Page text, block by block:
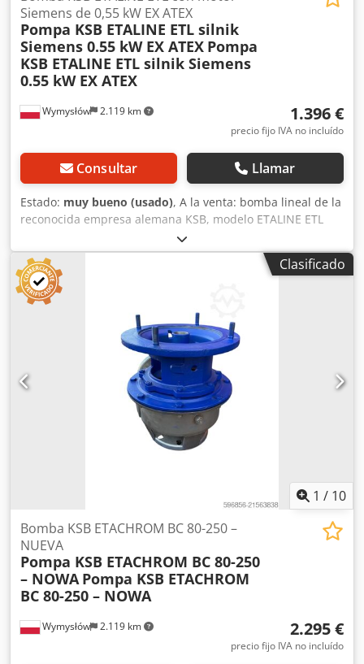
Wymysłów 2.119 km
Siemens de 0,55 kW EX ATEX
Pompa KSB ETALINE ETL silnik
Siemens 0.55 kW EX ATEX Pompa
KSB ETALINE ETL silnik Siemens
0.55 kW EX ATEX
1.396 €
precio fijo IVA no incluído
Consultar Llamar
Estado: muy bueno (usado), A la venta: bomba lineal de la
reconocida empresa alemana KSB, modelo ETALINE ETL
032-032-200, completa con motor Siemens. El dispositivo
está destinado para su uso en instalaciones industriales,
sistemas de calefacción, refrigeración y circuitos de agua.
DATOS TÉCNICOS DE LA BOMBA Fabricante: KSB Modelo:
ETALINE ETL 032-032-200 Caudal Q: 4,0 m³/h Altura de
elevación H: 12 m Diámetro del impulsor: 191 mm
Velocidad de rotación: 1459 rpm Año de fabricación: 2021
Conexiones bridadas MOTOR Fabricante: Siemens
Potencia: 0,55 kW Alimentación: 400 V 50 Hz Rpm: aprox.
1440 rpm Eficiencia: clase IE3 Ejecutado en ATEX Ex II 2G
Protección PTC ESTADO Muy buen estado Equipo completo
Ligero desgaste visible de almacenamiento Técnicamente
funcional Dodpfx Aboywu Hao Rock APLICACIONES
Clasificado
1 / 10
Wymysłów 2.119 km
Bomba KSB ETACHROM BC 80-250 –
NUEVA
Pompa KSB ETACHROM BC 80-250
– NOWA Pompa KSB ETACHROM
BC 80-250 – NOWA
2.295 €
precio fijo IVA no incluído